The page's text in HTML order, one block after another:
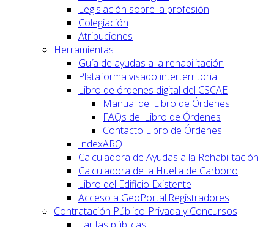
Legislación sobre la profesión
Colegiación
Atribuciones
Herramientas
Guía de ayudas a la rehabilitación
Plataforma visado interterritorial
Libro de órdenes digital del CSCAE
Manual del Libro de Órdenes
FAQs del Libro de Órdenes
Contacto Libro de Órdenes
IndexARQ
Calculadora de Ayudas a la Rehabilitación
Calculadora de la Huella de Carbono
Libro del Edificio Existente
Acceso a GeoPortal.Registradores
Contratación Público-Privada y Concursos
Tarifas públicas